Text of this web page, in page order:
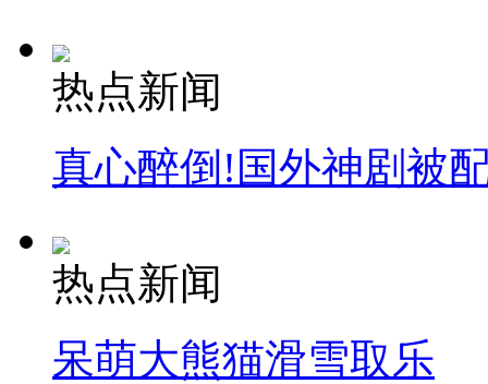
热点新闻
真心醉倒!国外神剧被
热点新闻
呆萌大熊猫滑雪取乐